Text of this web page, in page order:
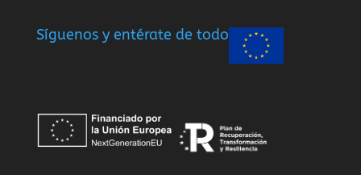
Síguenos y entérate de todo